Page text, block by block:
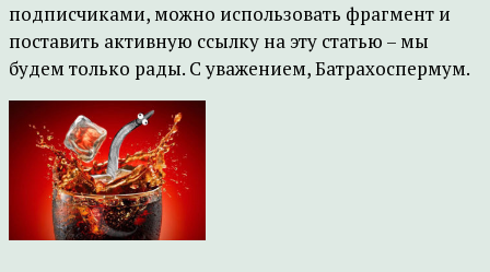
подписчиками, можно использовать фрагмент и
поставить активную ссылку на эту статью – мы
будем только рады. С уважением, Батрахоспермум.